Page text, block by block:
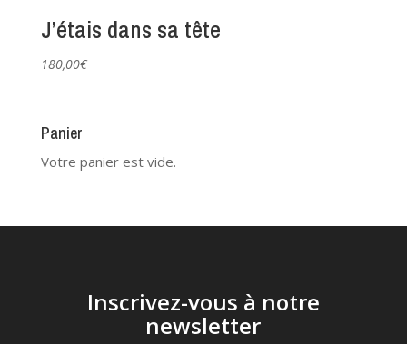
J’étais dans sa tête
180,00€
Panier
Votre panier est vide.
Inscrivez-vous à notre
newsletter